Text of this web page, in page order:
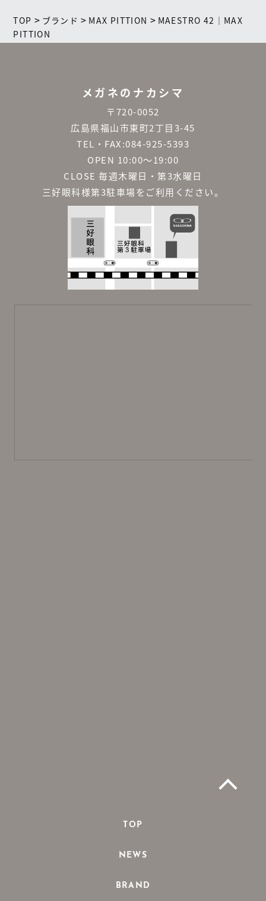
TOP > ブランド > MAX PITTION > MAESTRO 42｜MAX
PITTION
メガネのナカシマ
〒720-0052
広島県福山市東町2丁目3-45
TEL・FAX:084-925-5393
OPEN 10:00～19:00
CLOSE 毎週木曜日・第3水曜日
三好眼科様第3駐車場をご利用ください。
TOP
NEWS
BRAND